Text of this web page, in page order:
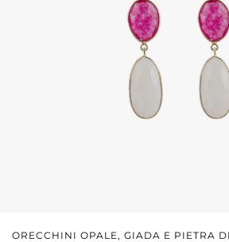
ORECCHINI OPALE, GIADA E PIETRA